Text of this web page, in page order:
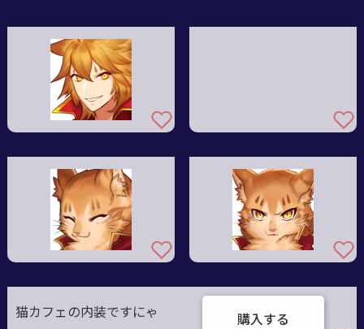
猫カフェの内装ですにゃ 購入する